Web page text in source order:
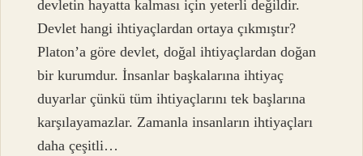
devletin hayatta kalması için yeterli değildir.
Devlet hangi ihtiyaçlardan ortaya çıkmıştır?
Platon’a göre devlet, doğal ihtiyaçlardan doğan
bir kurumdur. İnsanlar başkalarına ihtiyaç
duyarlar çünkü tüm ihtiyaçlarını tek başlarına
karşılayamazlar. Zamanla insanların ihtiyaçları
daha çeşitli…